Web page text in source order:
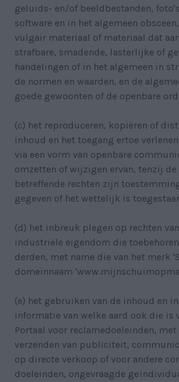
geluids- en/of beeldbestanden,
software en in het algemeen
vulgair materiaal of materiaal dat
strafbare, smadende, lasterlijke of
handelingen of in het algemeen in
de normen en waarden, en de
goede gewoonten of de openbare
(c) het reproduceren, kopiëren of
inhoud en het toegang ertoe
via een vorm van openbare
omzetten of wijzigen ervan, tenzij de
betreffende rechten zijn
gegeven of het wettelijk is
(d) het inbreuk plegen op rechten
industriële eigendom die toebehoren
derden, met name die van het merk
domeinnaam
(e) het gebruiken van de inhoud en
informatie van welke aard ook die is
Portaal voor reclamedoeleinden, met
verzenden van publiciteit,
op directe verkoop of voor andere
doeleinden, ongevraagde